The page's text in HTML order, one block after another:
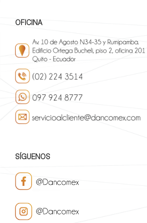
OFICINA
SÍGUENOS